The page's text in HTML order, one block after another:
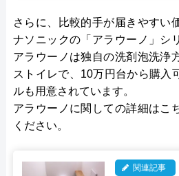
さらに、比較的手が届きやすい
ナソニックの「アラウーノ」シ
アラウーノは独自の洗剤泡洗浄
ストイレで、10万円台から購入
ルも用意されています。
アラウーノに関しての詳細はこ
ください。
関連記事